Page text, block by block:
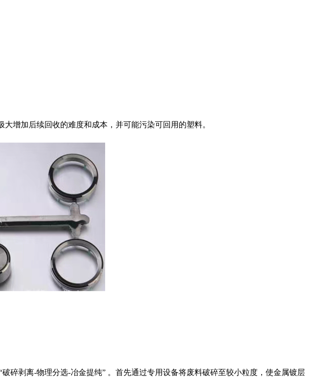
大增加后续回收的难度和成本，并可能污染可回用的塑料。
破碎剥离-物理分选-冶金提纯” 。首先通过专用设备将废料破碎至较小粒度，使金属镀层